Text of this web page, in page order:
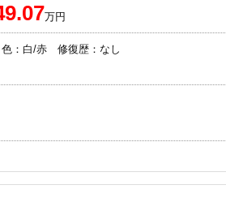
万円
：白/赤 修復歴：なし